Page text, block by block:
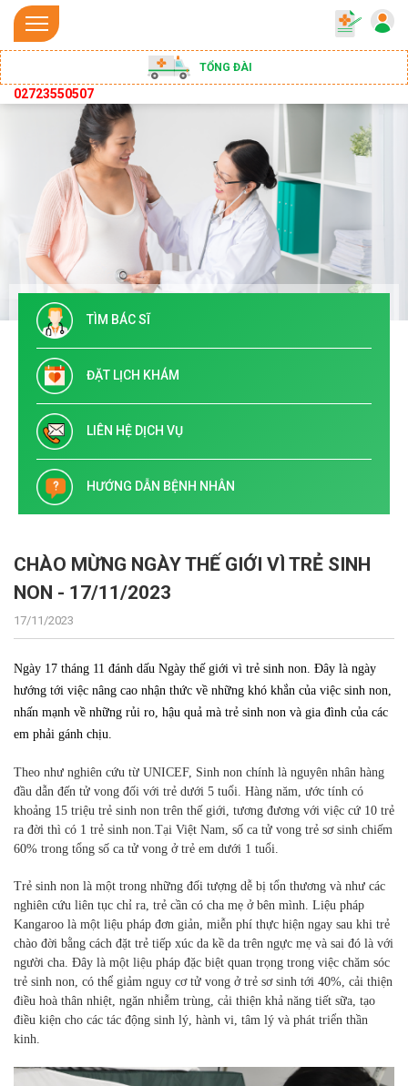
TỔNG ĐÀI
02723550507
TÌM BÁC SĨ
ĐẶT LỊCH KHÁM
LIÊN HỆ DỊCH VỤ
HƯỚNG DẪN BỆNH NHÂN
CHÀO MỪNG NGÀY THẾ GIỚI VÌ TRẺ SINH
NON - 17/11/2023
17/11/2023
Ngày 17 tháng 11 đánh dấu Ngày thế giới vì trẻ sinh non. Đây là ngày
hướng tới việc nâng cao nhận thức về những khó khắn của việc sinh non,
nhấn mạnh về những rủi ro, hậu quả mà trẻ sinh non và gia đình của các
em phải gánh chịu.
Theo như nghiên cứu từ UNICEF, Sinh non chính là nguyên nhân hàng
đầu dẫn đến tử vong đối với trẻ dưới 5 tuổi. Hàng năm, ước tính có
khoảng 15 triệu trẻ sinh non trên thế giới, tương đương với việc cứ 10 trẻ
ra đời thì có 1 trẻ sinh non.Tại Việt Nam, số ca tử vong trẻ sơ sinh chiếm
60% trong tổng số ca tử vong ở trẻ em dưới 1 tuổi.
Trẻ sinh non là một trong những đối tượng dễ bị tổn thương và như các
nghiên cứu liên tục chỉ ra, trẻ cần có cha mẹ ở bên mình. Liệu pháp
Kangaroo là một liệu pháp đơn giản, miễn phí thực hiện ngay sau khi trẻ
chào đời bằng cách đặt trẻ tiếp xúc da kề da trên ngực mẹ và sai đó là với
người cha. Đây là một liệu pháp đặc biệt quan trọng trong việc chăm sóc
trẻ sinh non, có thể giảm nguy cơ tử vong ở trẻ sơ sinh tới 40%, cải thiện
điều hoà thân nhiệt, ngăn nhiễm trùng, cải thiện khả năng tiết sữa, tạo
điều kiện cho các tác động sinh lý, hành vi, tâm lý và phát triển thần
kinh.